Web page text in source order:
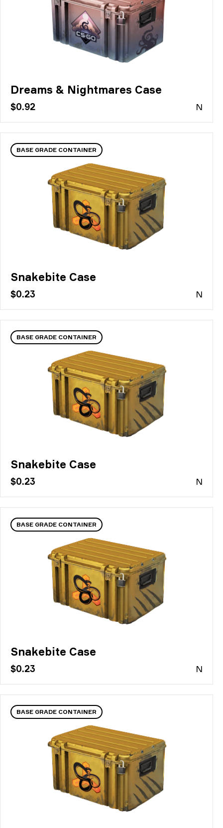
Dreams & Nightmares Case
$0.92 N
BASE GRADE CONTAINER
Snakebite Case
$0.23 N
BASE GRADE CONTAINER
Snakebite Case
$0.23 N
BASE GRADE CONTAINER
Snakebite Case
$0.23 N
BASE GRADE CONTAINER